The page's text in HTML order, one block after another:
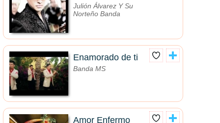
Julión Álvarez Y Su
Norteño Banda
Enamorado de ti
Banda MS
Amor Enfermo